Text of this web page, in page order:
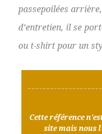
passepoilées
d’entretien, il se
ou t-shirt pour un
Cette référence
site mais nous